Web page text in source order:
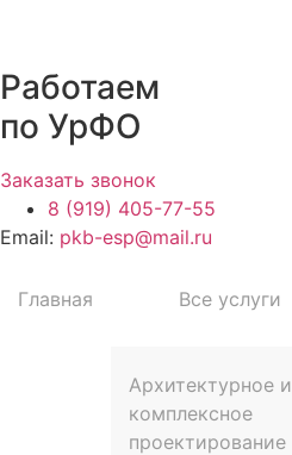
Работаем
по УрФО
Заказать звонок
8 (919) 405-77-55
Email: pkb-esp@mail.ru
Главная Все услуги
Архитектурное и
комплексное
проектирование